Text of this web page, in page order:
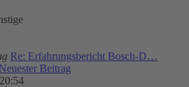
Re: Erfahrungsbericht Bosch-D…
Neuester Beitrag